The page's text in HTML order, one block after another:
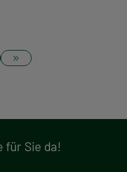
Letzte
für Sie da!